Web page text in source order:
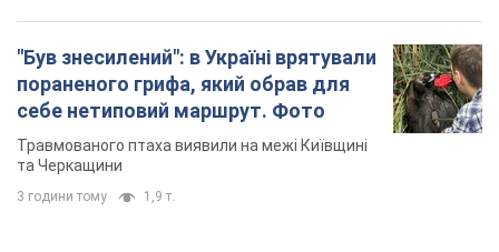
"Був знесилений": в Україні врятували
пораненого грифа, який обрав для
себе нетиповий маршрут. Фото
Травмованого птаха виявили на межі Київщині
та Черкащини
3 години тому 1,9 т.